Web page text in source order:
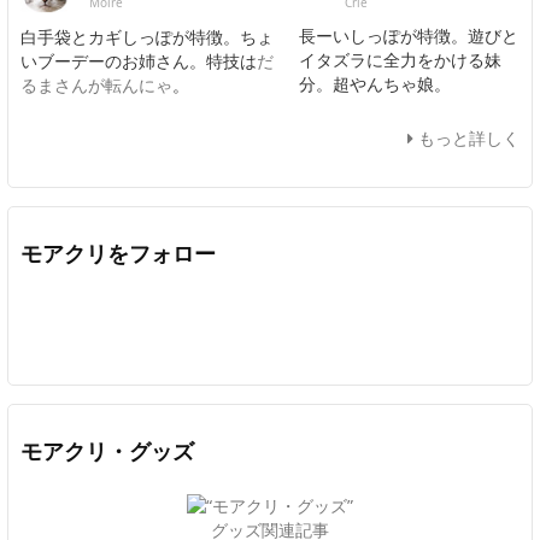
白手袋とカギしっぽが特徴。ちょ
いブーデーのお姉さん。特技はだ
るまさんが転んにゃ。
長ーいしっぽが特徴。遊びと
イタズラに全力をかける妹
分。超やんちゃ娘。
もっと詳しく
モアクリをフォロー
モアクリ・グッズ
グッズ関連記事